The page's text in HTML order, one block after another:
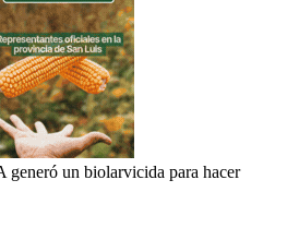
generó un biolarvicida para hacer